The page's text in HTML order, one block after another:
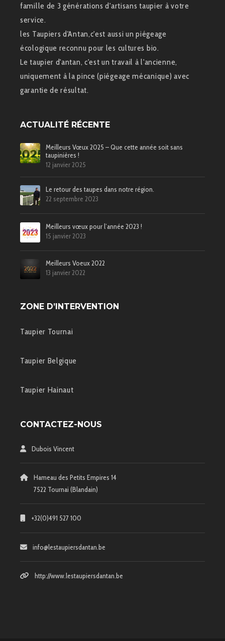
famille de 3 générations d'artisans taupier à votre
service.
les Taupiers d'Antan,c'est aussi un piégeage
écologique reconnu pour les cultures bio.
Le taupier d'antan, c'est un travail à l'ancienne,
uniquement à la pince (piégeage mécanique) avec
garantie de résultat.
ACTUALITÉ RÉCENTE
Meilleurs Vœux 2025 – Que cette année soit sans
taupinières !
12 janvier 2025
Le retour des taupes dans notre région.
22 septembre 2023
Meilleurs vœux pour l’année 2023 !
15 janvier 2023
Meilleurs Voeux 2022
13 janvier 2022
ZONE D’INTERVENTION
Taupier Tournai
Taupier Belgique
Taupier Hainaut
CONTACTEZ-NOUS
Dubois Vincent
Hameau des Petits Empires 14
7522 Tournai (Blandain)
+32(0)491 527 100
info@lestaupiersdantan.be
http://www.lestaupiersdantan.be